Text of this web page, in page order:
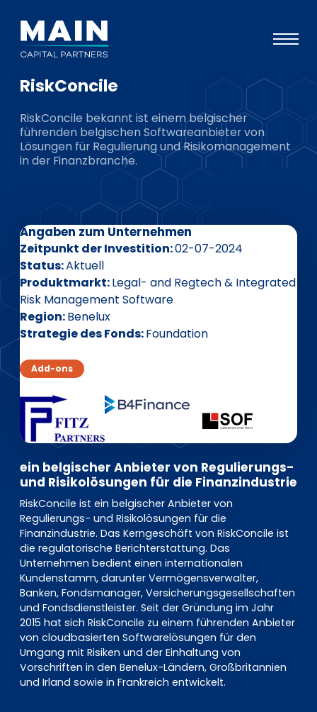
Ansatz
Wissen
Veranstaltungen
Investoren
ESG
Team
Investor Portal
Pulse login
RiskConcile
RiskConcile bekannt ist einem belgischer
führenden belgischen Softwareanbieter von
Lösungen für Regulierung und Risikomanagement
in der Finanzbranche.
Angaben zum Unternehmen
Zeitpunkt der Investition 02-07-2024
Status Aktuell
Produktmarkt Legal- and Regtech & Integrated
Risk Management Software
Region Benelux
Strategie des Fonds Foundation
Add-ons
ein belgischer Anbieter von Regulierungs-
und Risikolösungen für die Finanzindustrie
RiskConcile ist ein belgischer Anbieter von
Regulierungs- und Risikolösungen für die
Finanzindustrie. Das Kerngeschäft von RiskConcile ist
die regulatorische Berichterstattung. Das
Unternehmen bedient einen internationalen
Kundenstamm, darunter Vermögensverwalter,
Banken, Fondsmanager, Versicherungsgesellschaften
und Fondsdienstleister. Seit der Gründung im Jahr
2015 hat sich RiskConcile zu einem führenden Anbieter
von cloudbasierten Softwarelösungen für den
Umgang mit Risiken und der Einhaltung von
Vorschriften in den Benelux-Ländern, Großbritannien
und Irland sowie in Frankreich entwickelt.